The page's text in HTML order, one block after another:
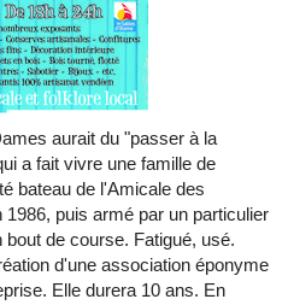
aurait du "passer à la
a fait vivre une famille de
bateau de l'Amicale des
puis armé par un particulier
de course. Fatigué, usé.
d'une association éponyme
Elle durera 10 ans. En